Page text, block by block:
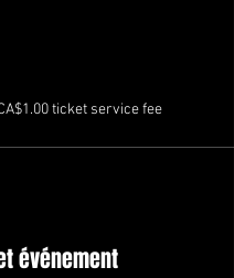
ticket service fee
événement